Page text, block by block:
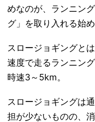
めなのが、ランニン
グ」を取り入れる始め
スロージョギングと
速度で走るランニン
時速3～5km。
スロージョギングは
担が少ないものの、